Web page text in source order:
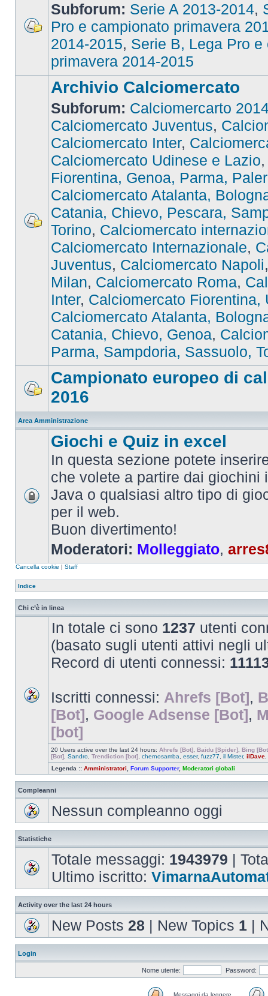
Subforum: Serie A 2013-2014,
Pro e campionato primavera
2014-2015, Serie B, Lega Pro e
primavera 2014-2015
Archivio Calciomercato
Subforum: Calciomercarto
Calciomercato Juventus,
Calciomercato Inter,
Calciomercato Udinese e Lazio
Fiorentina, Genoa, Parma,
Calciomercato Atalanta,
Catania, Chievo, Pescara,
Torino, Calciomercato
Calciomercato Internazionale,
Juventus, Calciomercato Napoli
Milan, Calciomercato Roma,
Inter, Calciomercato Fiorentina,
Calciomercato Atalanta,
Catania, Chievo, Genoa,
Parma, Sampdoria, Sassuolo,
Campionato europeo di
2016
Area Amministrazione
Giochi e Quiz in excel
In questa sezione potete
che volete a partire dai giochini
Java o qualsiasi altro tipo di
per il web.
Buon divertimento!
Moderatori: Molleggiato,
Cancella cookie | Staff
Indice
Chi c’è in linea
In totale ci sono 1237 utenti
(basato sugli utenti attivi negli
Record di utenti connessi:
Iscritti connessi: Ahrefs [Bot],
[Bot], Google Adsense [Bot],
[bot]
20 Users active over the last 24 hours: Ahrefs [Bot] Baidu [Spider] Bing
[Bot] Sandro Trendiction [bot] chernosamba esser, fuzz77 il Mister, ilDave
Legenda :: Amministratori Forum Supporter, Moderatori globali
Compleanni
Nessun compleanno oggi
Statistiche
Totale messaggi: 1943979 |
Ultimo iscritto:
Activity over the last 24 hours
New Posts 28 | New Topics 1 |
Login
Nome utente: Password:
Messaggi da leggere